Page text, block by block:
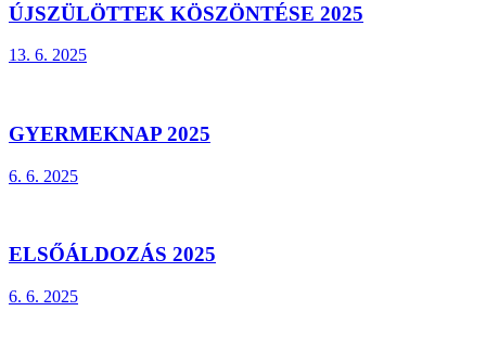
ÚJSZÜLÖTTEK KÖSZÖNTÉSE 2025
13. 6. 2025
GYERMEKNAP 2025
6. 6. 2025
ELSŐÁLDOZÁS 2025
6. 6. 2025